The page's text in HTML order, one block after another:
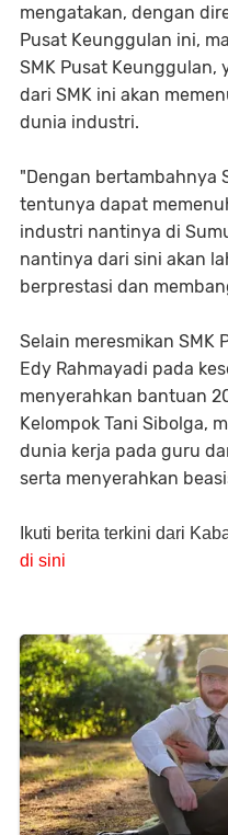
mengatakan, dengan
Pusat Keunggulan ini,
SMK Pusat
dari SMK ini akan
dunia industri.
"Dengan bertambahnya
tentunya dapat
industri nantinya di
nantinya dari sini akan
berprestasi dan
Selain meresmikan SMK
Edy Rahmayadi pada
menyerahkan bantuan
Kelompok Tani Sibolga,
dunia kerja pada guru
serta menyerahkan
Ikuti berita terkini dari
di sini